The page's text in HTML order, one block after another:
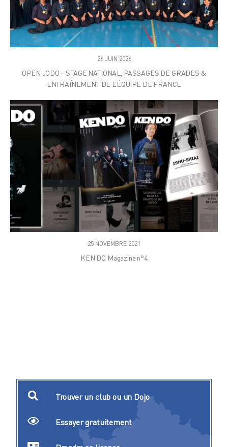
26 JUIN 2026
OPEN JODO – STAGE NATIONAL, PASSAGES DE GRADES &
ENTRAÎNEMENT DE L’ÉQUIPE DE FRANCE
25 NOVEMBRE 2021
KEN DO Magazine n°4
Trouver un club ou un Dojo
Essayer gratuitement